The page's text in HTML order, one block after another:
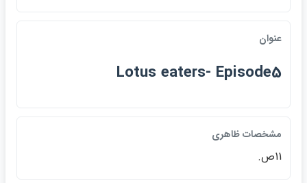
عنوان
Lotus eaters- Episode5
مشخصات ظاهري
11ص.